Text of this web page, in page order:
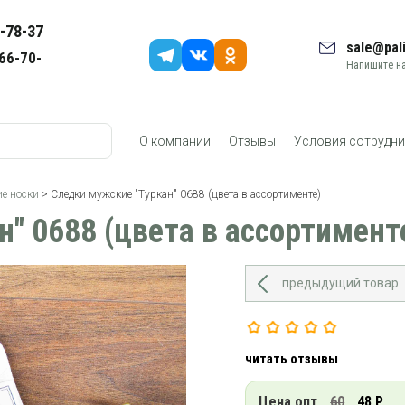
78-37
70- Напишите
О компании Отзывы Условия
носки > Следки мужские "Туркан" 0688 (цвета в ассортименте)
0688 (цвета в
предыдущий товар
читать отзывы